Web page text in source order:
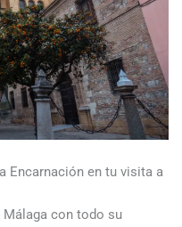
Encarnación en tu visita a
con todo su